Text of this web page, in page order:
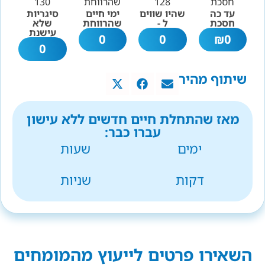
עד כה
חסכת
0
₪
שהיו שווים
ל -
0
ימי חיים
שהרווחת
0
סיגריות
שלא
עישנת
0
שיתוף מהיר
מאז שהתחלת חיים חדשים ללא עישון
עברו כבר:
ימים
שעות
דקות
שניות
השאירו פרטים לייעוץ מהמומחים